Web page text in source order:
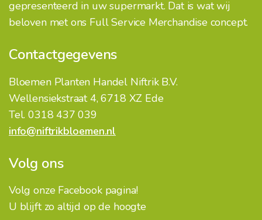
gepresenteerd in uw supermarkt. Dat is wat wij
beloven met ons Full Service Merchandise concept.
Contactgegevens
Bloemen Planten Handel Niftrik B.V.
Wellensiekstraat 4, 6718 XZ Ede
Tel. 0318 437 039
info@niftrikbloemen.nl
Volg ons
Volg onze Facebook pagina!
U blijft zo altijd op de hoogte